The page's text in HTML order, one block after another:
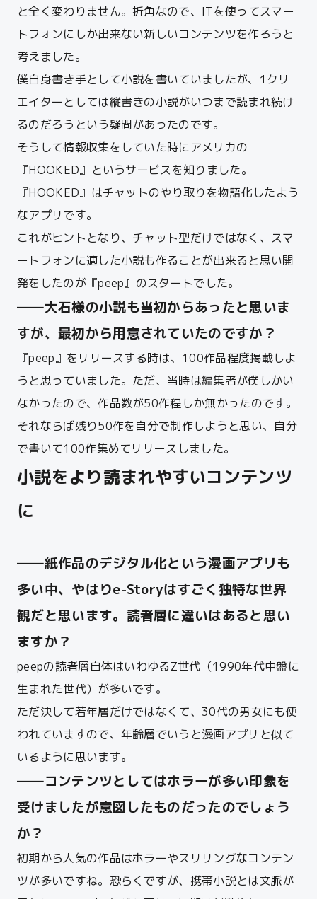
と全く変わりません。折角なので、ITを使ってスマー
トフォンにしか出来ない新しいコンテンツを作ろうと
考えました。
僕自身書き手として小説を書いていましたが、1クリ
エイターとしては縦書きの小説がいつまで読まれ続け
るのだろうという疑問があったのです。
そうして情報収集をしていた時にアメリカの
『HOOKED』というサービスを知りました。
『HOOKED』はチャットのやり取りを物語化したよう
なアプリです。
これがヒントとなり、チャット型だけではなく、スマ
ートフォンに適した小説も作ることが出来ると思い開
発をしたのが『peep』のスタートでした。
──大石様の小説も当初からあったと思いま
すが、最初から用意されていたのですか？
『peep』をリリースする時は、100作品程度掲載しよ
うと思っていました。ただ、当時は編集者が僕しかい
なかったので、作品数が50作程しか無かったのです。
それならば残り50作を自分で制作しようと思い、自分
で書いて100作集めてリリースしました。
小説をより読まれやすいコンテンツ
に
──紙作品のデジタル化という漫画アプリも
多い中、やはりe-Storyはすごく独特な世界
観だと思います。読者層に違いはあると思い
ますか？
peepの読者層自体はいわゆるZ世代（1990年代中盤に
生まれた世代）が多いです。
ただ決して若年層だけではなくて、30代の男女にも使
われていますので、年齢層でいうと漫画アプリと似て
いるように思います。
──コンテンツとしてはホラーが多い印象を
受けましたが意図したものだったのでしょう
か？
初期から人気の作品はホラーやスリリングなコンテン
ツが多いですね。恐らくですが、携帯小説とは文脈が